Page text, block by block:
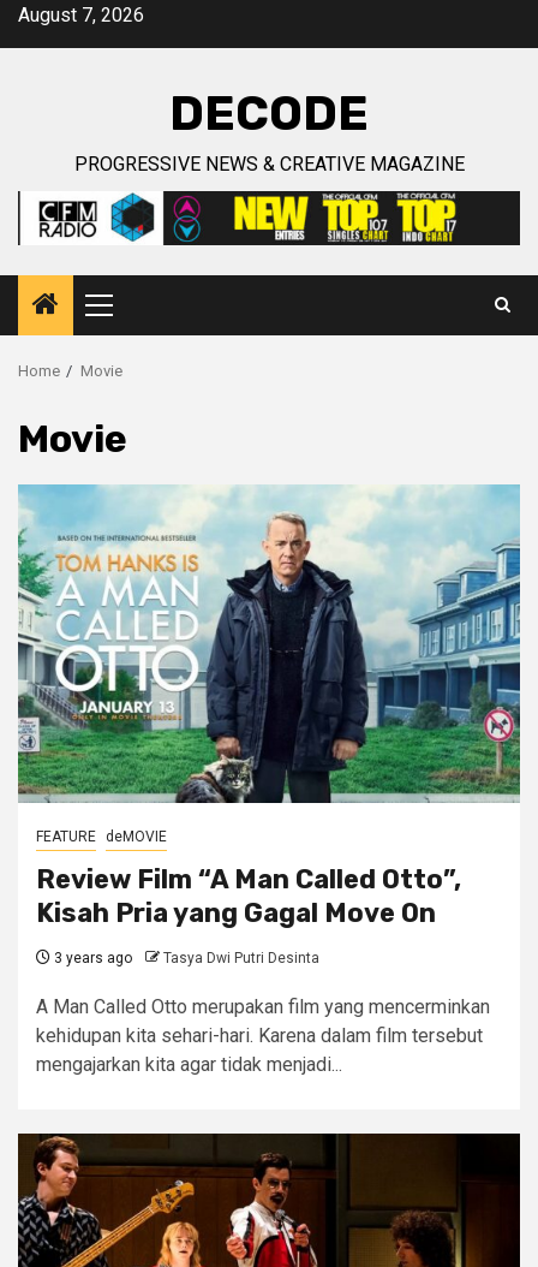
SkipAugust 7, 2026
DECODE
PROGRESSIVE NEWS & CREATIVE MAGAZINE
Primary
Menu
Home Movie
Movie
FEATURE deMOVIE
Review Film “A Man Called Otto”,
Kisah Pria yang Gagal Move On
3 years ago Tasya Dwi Putri Desinta
A Man Called Otto merupakan film yang mencerminkan
kehidupan kita sehari-hari. Karena dalam film tersebut
mengajarkan kita agar tidak menjadi...